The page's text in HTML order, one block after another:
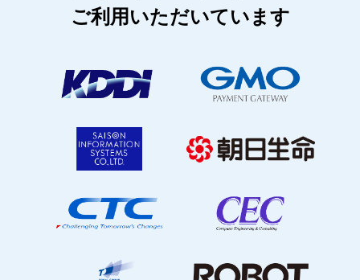
ご利用いただいています